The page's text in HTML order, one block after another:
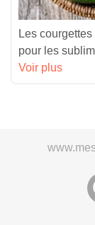
Les
pour les
Voir plus